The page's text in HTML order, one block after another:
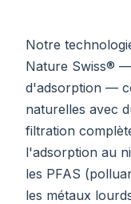
Notre
Nature Swiss®
d'adsorption —
naturelles avec
filtration
l'adsorption au
les PFAS
les métaux